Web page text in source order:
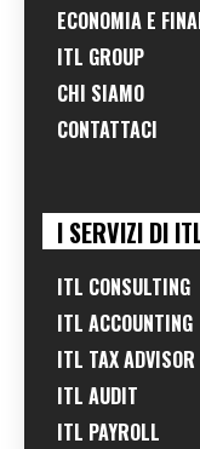
ECONOMIA E
ITL GROUP
CHI SIAMO
CONTATTACI
I SERVIZI DI
ITL CONSULTING
ITL ACCOUNTING
ITL TAX ADVISOR
ITL AUDIT
ITL PAYROLL